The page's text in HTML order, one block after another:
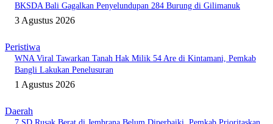
BKSDA Bali Gagalkan Penyelundupan 284 Burung di Gilimanuk
3 Agustus 2026
Peristiwa
WNA Viral Tawarkan Tanah Hak Milik 54 Are di Kintamani, Pemkab
Bangli Lakukan Penelusuran
1 Agustus 2026
Daerah